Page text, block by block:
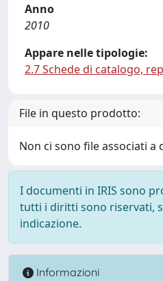
Anno
2010
Appare nelle tipologie:
2.7 Schede di catalogo,
File in questo prodotto:
Non ci sono file associati
I documenti in IRIS sono
tutti i diritti sono riservati,
indicazione.
Informazioni